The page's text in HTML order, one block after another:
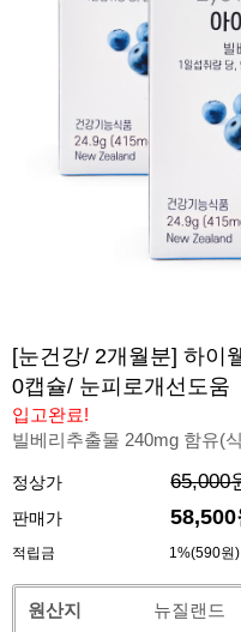
[눈건강/ 2개월분] 하이
0캡슐/ 눈피로개선도움
입고완료!
빌베리추출물 240mg 함유(
정상가 65,000
판매가
58,500
적립금 1%(590원)
원산지
뉴질랜드